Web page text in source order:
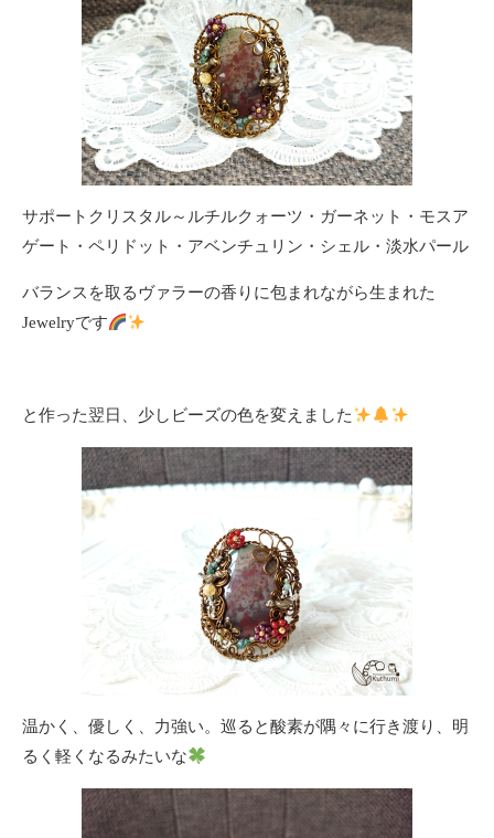
サポートクリスタル～ルチルクォーツ・ガーネット・モスア
ゲート・ペリドット・アベンチュリン・シェル・淡水パール
バランスを取るヴァラーの香りに包まれながら生まれた
Jewelryです
と作った翌日、少しビーズの色を変えました
温かく、優しく、力強い。巡ると酸素が隅々に行き渡り、明
るく軽くなるみたいな